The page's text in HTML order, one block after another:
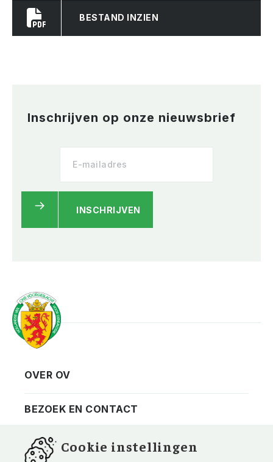
BESTAND INZIEN
Inschrijven op onze nieuwsbrief
INSCHRIJVEN
Vereniging
Privacy
ANBI
Contact
Bezoekadres
Vraag en antwoord
OVER OV
BEZOEK EN CONTACT
NIEUWSBRIEFCookie instellingen